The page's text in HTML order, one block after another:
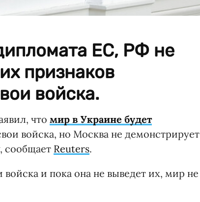
ЕС, РФ не
признаков
войска.
что мир в Украине будет
войска, но Москва не демонстрирует
сообщает Reuters.
и пока она не выведет их, мир не